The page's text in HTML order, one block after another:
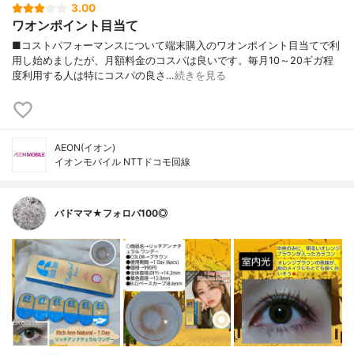
3.00
ワオンポイント目当て
■コストパフォーマンスについて端末購入のワオンポイント目当てで利
用し始めましたが、月額料金のコスパは良いです。毎月10～20ギガ程
度利用する人は特にコスパの良さ…続きを見る
AEON(イオン)
イオンモバイル NTTドコモ回線
バドママ★フォロバ100◎